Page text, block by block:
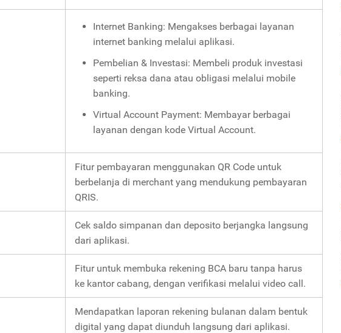
Internet Banking: Mengakses berbagai layanan
internet banking melalui aplikasi.
Pembelian & Investasi: Membeli produk investasi
seperti reksa dana atau obligasi melalui mobile
banking.
Virtual Account Payment: Membayar berbagai
layanan dengan kode Virtual Account.
Fitur pembayaran menggunakan QR Code untuk
berbelanja di merchant yang mendukung pembayaran
QRIS.
Cek saldo simpanan dan deposito berjangka langsung
dari aplikasi.
Fitur untuk membuka rekening BCA baru tanpa harus
ke kantor cabang, dengan verifikasi melalui video call.
Mendapatkan laporan rekening bulanan dalam bentuk
digital yang dapat diunduh langsung dari aplikasi.